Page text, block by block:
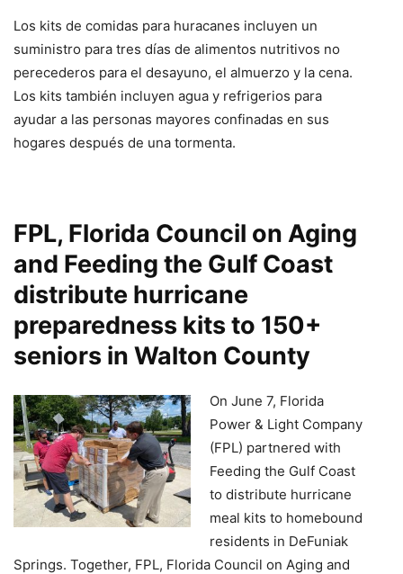
Los kits de comidas para huracanes incluyen un
suministro para tres días de alimentos nutritivos no
perecederos para el desayuno, el almuerzo y la cena.
Los kits también incluyen agua y refrigerios para
ayudar a las personas mayores confinadas en sus
hogares después de una tormenta.
FPL, Florida Council on Aging
and Feeding the Gulf Coast
distribute hurricane
preparedness kits to 150+
seniors in Walton County
On June 7, Florida
Power & Light Company
(FPL) partnered with
Feeding the Gulf Coast
to distribute hurricane
meal kits to homebound
residents in DeFuniak
Springs. Together, FPL, Florida Council on Aging and